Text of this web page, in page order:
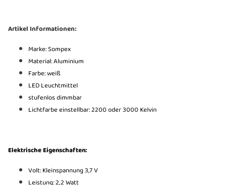
Artikel Informationen:
Marke: Sompex
Material: Aluminium
Farbe: weiß
LED Leuchtmittel
stufenlos dimmbar
Lichtfarbe einstellbar: 2200 oder 3000 Kelvin
Elektrische Eigenschaften:
Volt: Kleinspannung 3,7 V